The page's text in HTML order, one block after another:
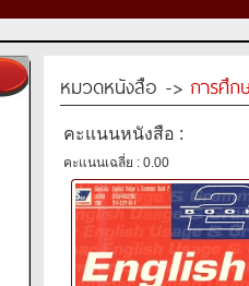
หมวดหนังสือ -> การศึก
คะแนนหนังสือ :
คะแนนเฉลี่ย : 0.00